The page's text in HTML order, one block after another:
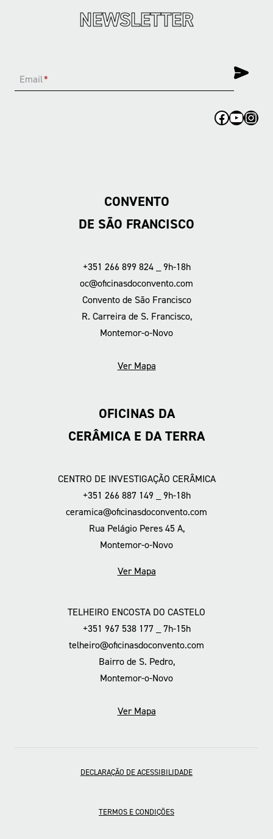
NEWSLETTER
Email*
Facebook
CONVENTO
DE SÃO FRANCISCO
+351 266 899 824 _ 9h-18h
oc@oficinasdoconvento.com
Convento de São Francisco
R. Carreira de S. Francisco,
Montemor-o-Novo
Ver Mapa
OFICINAS DA
CERÂMICA E DA TERRA
CENTRO DE INVESTIGAÇÃO CERÂMICA
+351 266 887 149 _ 9h-18h
ceramica@oficinasdoconvento.com
Rua Pelágio Peres 45 A,
Montemor-o-Novo
Ver Mapa
TELHEIRO ENCOSTA DO CASTELO
+351 967 538 177 _ 7h-15h
telheiro@oficinasdoconvento.com
Bairro de S. Pedro,
Montemor-o-Novo
Ver Mapa
DECLARAÇÃO DE ACESSIBILIDADE
TERMOS E CONDIÇÕES